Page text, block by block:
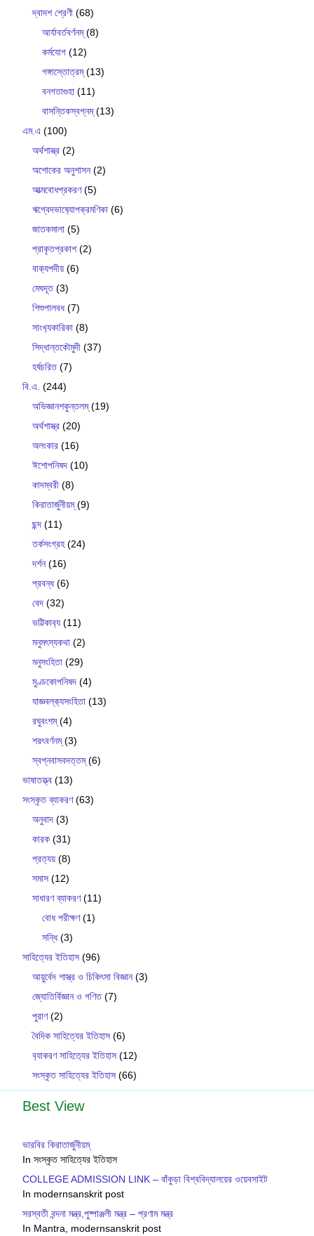
দ্বাদশ শ্রেণী (68)
আর্যাবর্তবর্ণনম্(8)
কর্মযোগ (12)
গঙ্গাস্তোত্রম্(13)
বনগতাগুহা (11)
বাসন্তিকস্বপ্নম্(13)
এম.এ (100)
অর্থশাস্ত্র (2)
অশোকের অনুশাসন(2)
আত্মবোধপ্রকরণ(5)
ঋগ্বেদভাষ‍্যোপক্রমণিকা (6)
জাতকমালা (5)
প্রাকৃতপ্রকাশ(2)
বাক‍্যপদীয় (6)
মেঘদূত(3)
শিশুপালবধ(7)
সাংখ‍্যকারিকা (8)
সিদ্ধান্তকৌমুদী (37)
হর্ষচরিত(7)
বি.এ. (244)
অভিজ্ঞানশকুন্তলম্(19)
অর্থশাস্ত্র (20)
অলংকার (16)
ঈশোপনিষদ (10)
কাদম্বরী (8)
কিরাতার্জুনীয়ম্(9)
ছন্দ (11)
তর্কসংগ্রহ(24)
দর্শন(16)
প্রবন্ধ(6)
বেদ (32)
ভট্টিকাব‍্য (11)
মনুমৎস্যকথা (2)
মনুসংহিতা (29)
মুণ্ডকোপনিষদ (4)
যাজ্ঞবল্ক‍্যসংহিতা (13)
রঘুবংশম্(4)
শরৎবর্ণনম্(3)
স্বপ্নবাসবদত্তম্(6)
ভাষাতত্ত্ব (13)
সংস্কৃত ব্যাকরণ(63)
অনুবাদ (3)
কারক (31)
প্রত্যয় (8)
সমাস (12)
সাধারণ ব্যাকরণ(11)
বোধ পরীক্ষণ(1)
সন্ধি(3)
সাহিত্যের ইতিহাস (96)
আয়ুর্বেদ শাস্ত্র ও চিকিৎসা বিজ্ঞান(3)
জ্যোতির্বিজ্ঞান ও গণিত(7)
পুরাণ(2)
বৈদিক সাহিত্যের ইতিহাস (6)
ব‍্যাকরণ সাহিত‍্যের ইতিহাস (12)
সংস্কৃত সাহিত্যের ইতিহাস (66)
Best View
ভারবির কিরাতার্জুনীয়ম্
In সংস্কৃত সাহিত্যের ইতিহাস
COLLEGE ADMISSION LINK – বাঁকুড়া বিশ্ববিদ্যালয়ের ওয়েবসাইট
In modernsanskrit post
সরস্বতী বন্দনা মন্ত্র,পুষ্পাঞ্জলী মন্ত্র – প্রণাম মন্ত্র
In Mantra, modernsanskrit post